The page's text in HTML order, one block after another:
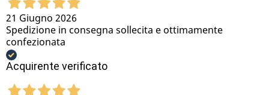
21 Giugno 2026
Spedizione in consegna sollecita e ottimamente
confezionata
Acquirente verificato